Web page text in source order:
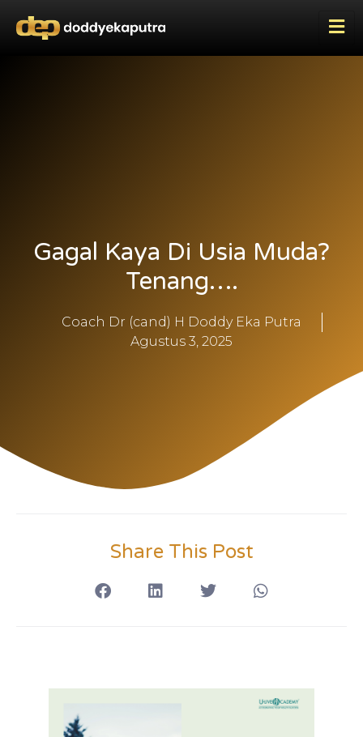
Gagal Kaya Di Usia Muda?
Tenang….
Coach Dr (cand) H Doddy Eka Putra
Agustus 3, 2025
Share This Post